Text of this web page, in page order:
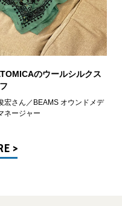
のウールシルクス
宏さん／BEAMS オウンドメデ
ネージャー
>